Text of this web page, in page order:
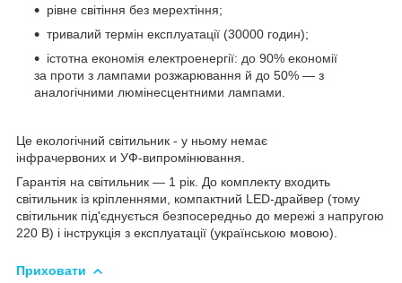
рівне світіння без мерехтіння;
тривалий термін експлуатації (30000 годин);
істотна економія електроенергії: до 90% економії
за проти з лампами розжарювання й до 50% — з
аналогічними люмінесцентними лампами.
Це екологічний світильник - у ньому немає
інфрачервоних и УФ-випромінювання.
Гарантія на світильник — 1 рік. До комплекту входить
світильник із кріпленнями, компактний LED-драйвер (тому
світильник під'єднується безпосередньо до мережі з напругою
220 В) і інструкція з експлуатації (українською мовою).
Приховати